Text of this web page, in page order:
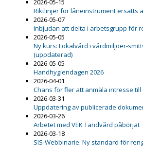
2026-05-15
Riktlinjer för låneinstrument ersätts
2026-05-07
Inbjudan att delta i arbetsgrupp för
2026-05-05
Ny kurs: Lokalvård i vårdmiljöer-
(uppdaterad)
2026-05-05
Handhygiendagen 2026
2026-04-01
Chans för fler att anmäla intresse
2026-03-31
Uppdatering av publicerade
2026-03-26
Arbetet med VEK Tandvård påbörjat
2026-03-18
SIS-Webbinarie: Ny standard för